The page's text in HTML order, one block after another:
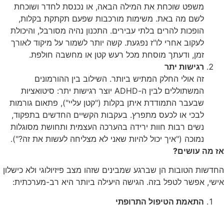
משפט שוכחת את המילה הבאה, או נכנסת לחדר ושוכחת
לשם מה באת. משימות מורכבות שפעם תקתקת בקלות,
הופכות להרים בלתי עבירים. התכנון נהיה מסורבל, והיכולת
לעקוב אחרי לו"ז נפגעת. קשה יותר לשמור על מיקוד לאורך
זמן, ודעתך מוסחת מכל רעש קטן או מחשבה חולפת.
רגישות יתר
זה אולי החלק המתיש ביותר. השילוב בין ההורמונים
המשתוללים לבין ה-ADHD יוצר רגישות יתר: סיטואציות
שבעבר התמודדת איתן בקלות ("קטן עליי"), פתאום גורמות
לבכי או לכעס מתפרץ. בעקבות הקשיים החדשים בתפקוד,
נשים רבות חוות ירידה בהערכה העצמית ותחושת מסוגלות
נמוכה ("איך יכול להיות שאני לא מצליחה לעשות את זה?").
אז מה עושים?
החדשות הטובות הן שברגע שמבינים שזהו מצב פיזיולוגי ולא כישלון
אישי, אפשר לטפל בזה. הגישה היעילה ביותר היא רב-מערכתית:
התאמת הטיפול התרופתי